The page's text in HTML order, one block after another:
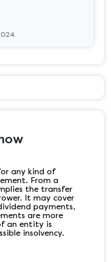
any kind of
From a
the transfer
It may cover
payments,
are more
an entity is
insolvency.